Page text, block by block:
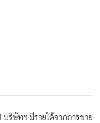
ริษัทฯ มีรายได้จากการขาย